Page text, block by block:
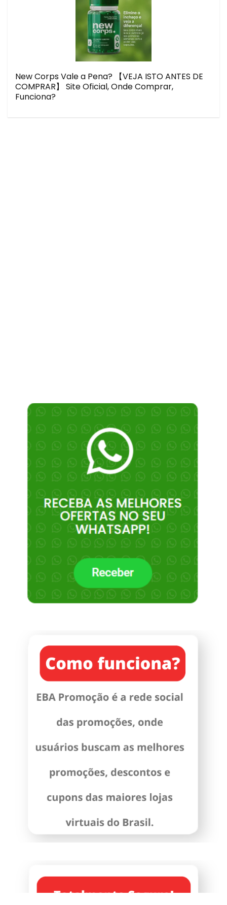
New Corps Vale a Pena? 【VEJA ISTO ANTES DE
COMPRAR】 Site Oficial, Onde Comprar,
Funciona?